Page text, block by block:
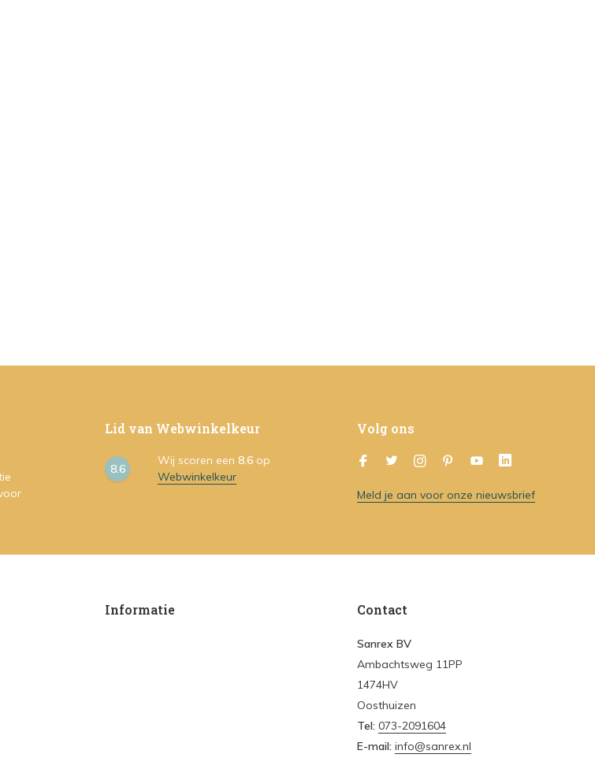
Lid van Webwinkelkeur
8.6
Wij scoren een 8.6 op
Webwinkelkeur
Volg ons
Meld je aan voor onze nieuwsbrief
Informatie Contact
Sanrex BV
Ambachtsweg 11PP
1474HV
Oosthuizen
Tel: 073-2091604
E-mail: info@sanrex.nl